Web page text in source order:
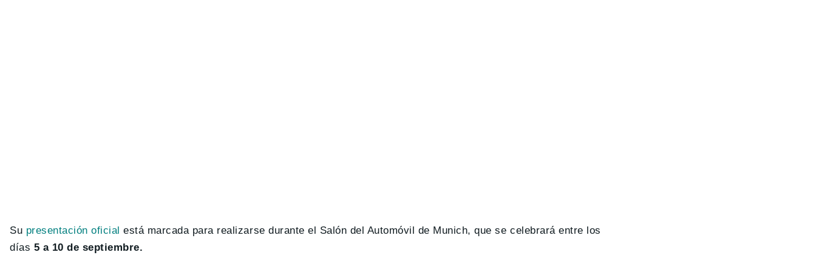
Su presentación oficial está marcada para realizarse durante el Salón del Automóvil de Munich, que se celebrará entre los
días 5 a 10 de septiembre.